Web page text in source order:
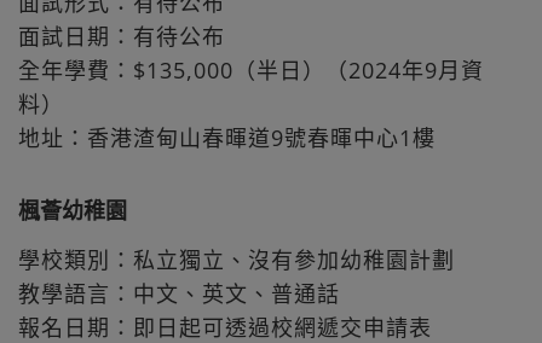
面試日期：有待公布
全年學費：$135,000（半日）（2024年9月資
料）
地址：香港渣甸山春暉道9號春暉中心1樓
楓薈幼稚園
學校類別：私立獨立、沒有參加幼稚園計劃
教學語言：中文、英文、普通話
報名日期：即日起可透過校網遞交申請表